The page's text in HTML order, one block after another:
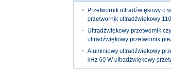
Przetwornik ultradźwiękowy o
przetwornik ultradźwiękowy
Ultradźwiękowy przetwornik
ultradźwiękowy przetwornik
Aluminiowy ultradźwiękowy
kHz 60 W ultradźwiękowy